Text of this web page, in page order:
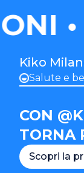
Kiko
Salute e
CON
TORNA
Scopri la